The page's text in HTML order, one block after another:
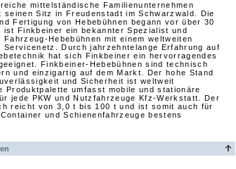
mittelständische Familienunternehmen
seinen Sitz in Freudenstadt im Schwarzwald. Die
Fertigung von Hebebühnen begann vor über 30
ist Finkbeiner ein bekannter Spezialist und
Hebebühnen mit einem weltweiten
Servicenetz. Durch jahrzehntelange Erfahrung auf
hat sich Finkbeiner ein hervorragendes
Finkbeiner-Hebebühnen sind technisch
und einzigartig auf dem Markt. Der hohe Stand
und Sicherheit ist weltweit
Produktpalette umfasst mobile und stationäre
jede PKW und Nutzfahrzeuge Kfz-Werkstatt. Der
reicht von 3,0 t bis 100 t und ist somit auch für
und Schienenfahrzeuge bestens